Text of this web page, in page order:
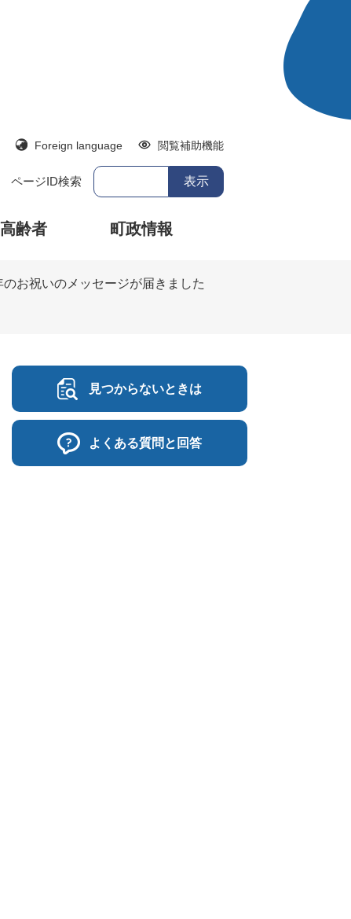
Foreign language 閲覧補助機能
ページID検索
齢者 町政情報
お祝いのメッセージが届きました
見つからないときは
よくある質問と回答